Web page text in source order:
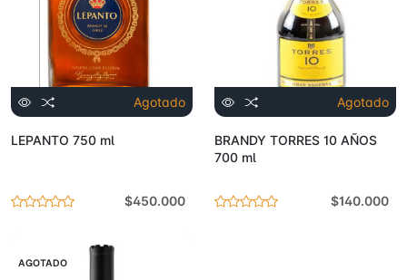
Agotado
LEPANTO 750 ml
$450.000
Agotado
BRANDY TORRES 10 AÑOS
700 ml
$140.000
AGOTADO